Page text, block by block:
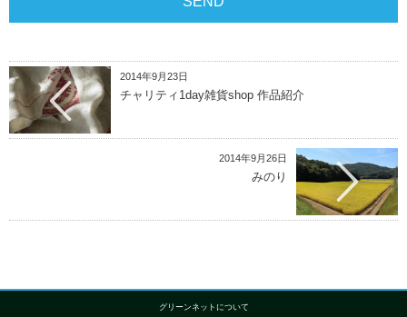
2014年9月23日
チャリティ1day雑貨shop 作品紹介
2014年9月26日
みのり
グリーンネットについて